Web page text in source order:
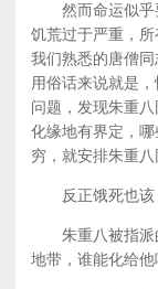
然而命运似乎
饥荒过于严重，
我们熟悉的唐僧同
用俗话来说就是
问题，发现朱重
化缘地有界定，
穷，就安排朱重八
反正饿死也该
朱重八被指派
地带，谁能化给他